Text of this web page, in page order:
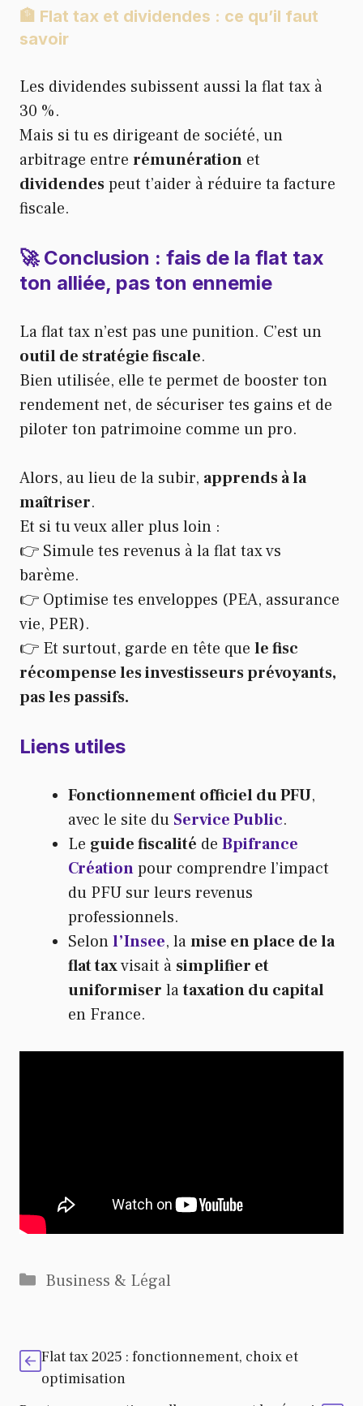
🏦 Flat tax et dividendes : ce qu’il faut
savoir
Les dividendes subissent aussi la flat tax à
30 %.
Mais si tu es dirigeant de société, un
arbitrage entre rémunération et
dividendespeut t’aider à réduire ta facture
fiscale.
🚀 Conclusion : fais de la flat tax
ton alliée, pas ton ennemie
La flat tax n’est pas une punition. C’est un
outil de stratégie fiscale.
Bien utilisée, elle te permet de booster ton
rendement net, de sécuriser tes gains et de
piloter ton patrimoine comme un pro.
Alors, au lieu de la subir, apprends à la
maîtriser.
Et si tu veux aller plus loin :
👉 Simule tes revenus à la flat tax vs
barème.
👉 Optimise tes enveloppes (PEA, assurance
vie, PER).
👉 Et surtout, garde en tête que le fisc
récompense les investisseurs prévoyants,
pas les passifs.
Liens utiles
Fonctionnement officiel du PFU,
avec le site du Service Public.
Le guide fiscalité de Bpifrance
Créationpour comprendre l’impact
du PFU sur leurs revenus
professionnels.
Selonl’Insee, lamise en place de la
flat taxvisait à simplifier et
uniformiser lataxation du capital
en France.
Catégories
Business & Légal
Flat tax 2025 : fonctionnement, choix et
optimisation